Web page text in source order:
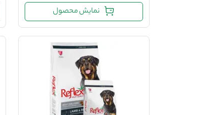
نمایش محصول